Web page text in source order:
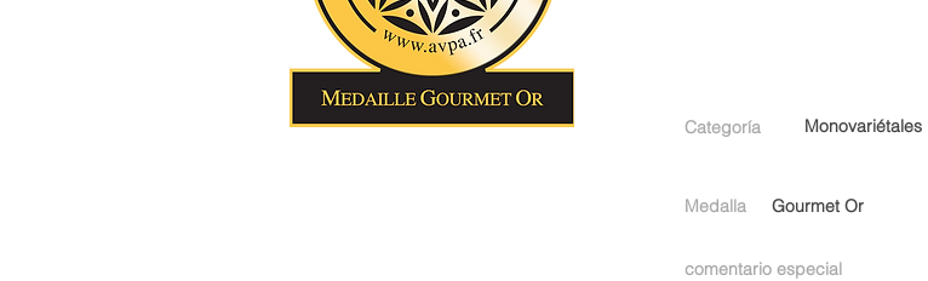
Categoría Monovariétales
Medalla Gourmet Or
comentario especial